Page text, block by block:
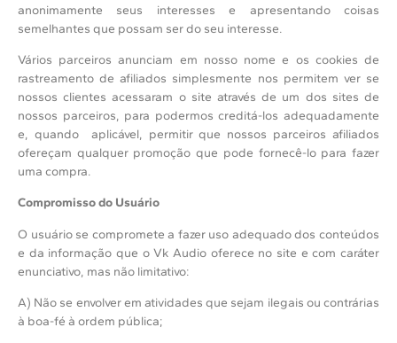
anonimamente seus interesses e apresentando coisas
semelhantes que possam ser do seu interesse.
Vários parceiros anunciam em nosso nome e os cookies de
rastreamento de afiliados simplesmente nos permitem ver se
nossos clientes acessaram o site através de um dos sites de
nossos parceiros, para podermos creditá-los adequadamente
e, quando aplicável, permitir que nossos parceiros afiliados
ofereçam qualquer promoção que pode fornecê-lo para fazer
uma compra.
Compromisso do Usuário
O usuário se compromete a fazer uso adequado dos conteúdos
e da informação que oVk Audio oferece no site e com caráter
enunciativo, mas não limitativo:
A) Não se envolver em atividades que sejam ilegais ou contrárias
à boa-fé à ordem pública;